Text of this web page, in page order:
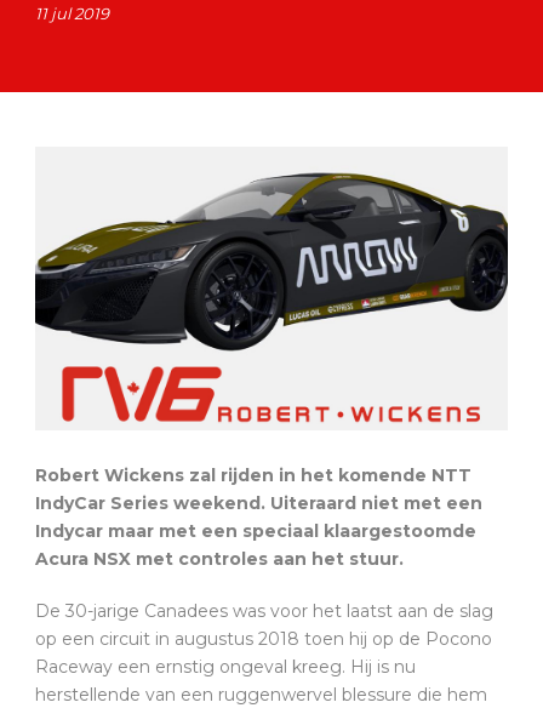
11 jul 2019
Robert Wickens zal rijden in het komende NTT
IndyCar Series weekend. Uiteraard niet met een
Indycar maar met een speciaal klaargestoomde
Acura NSX met controles aan het stuur.
De 30-jarige Canadees was voor het laatst aan de slag
op een circuit in augustus 2018 toen hij op de Pocono
Raceway een ernstig ongeval kreeg. Hij is nu
herstellende van een ruggenwervel blessure die hem